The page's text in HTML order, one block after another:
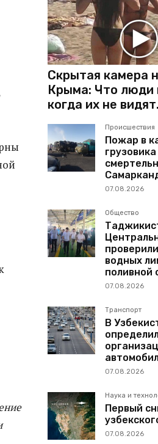
Скрытая камера
Крыма: Что люди
когда их не
Происшествия
Пожар в
07.08.2026
Общество
водных
поливной
07.08.2026
Транспорт
В
07.08.2026
Наука и
Первый
07.08.2026